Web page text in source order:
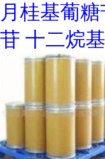
月桂基葡
苷 十二烷